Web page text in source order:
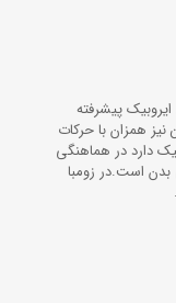
پیشرفته
همزان با حرکات
دارد در هماهنگی
است.در زومبا